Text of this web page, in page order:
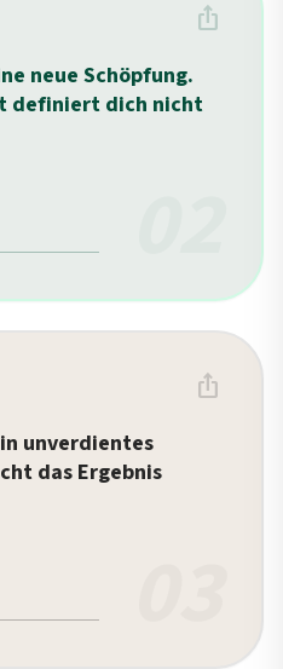
ios_share
neue Schöpfung.
definiert dich nicht
ios_share
unverdientes
das Ergebnis